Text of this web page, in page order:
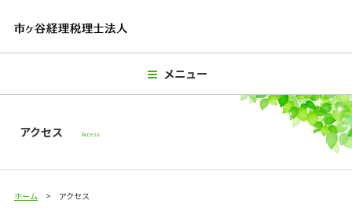
メニュー
アクセス Access
ホーム アクセス